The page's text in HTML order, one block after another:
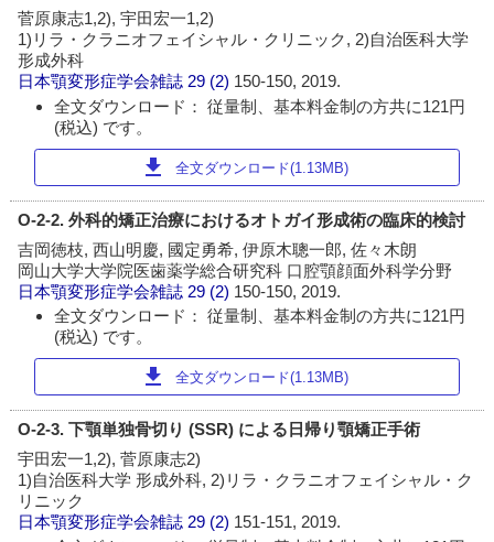
菅原康志1,2), 宇田宏一1,2)
1)リラ・クラニオフェイシャル・クリニック, 2)自治医科大学
形成外科
日本顎変形症学会雑誌 29 (2) 150-150, 2019.
全文ダウンロード： 従量制、基本料金制の方共に121円
(税込) です。
download 全文ダウンロード(1.13MB)
O-2-2. 外科的矯正治療におけるオトガイ形成術の臨床的検討
吉岡徳枝, 西山明慶, 國定勇希, 伊原木聰一郎, 佐々木朗
岡山大学大学院医歯薬学総合研究科 口腔顎顔面外科学分野
日本顎変形症学会雑誌 29 (2) 150-150, 2019.
全文ダウンロード： 従量制、基本料金制の方共に121円
(税込) です。
download 全文ダウンロード(1.13MB)
O-2-3. 下顎単独骨切り (SSR) による日帰り顎矯正手術
宇田宏一1,2), 菅原康志2)
1)自治医科大学 形成外科, 2)リラ・クラニオフェイシャル・ク
リニック
日本顎変形症学会雑誌 29 (2) 151-151, 2019.